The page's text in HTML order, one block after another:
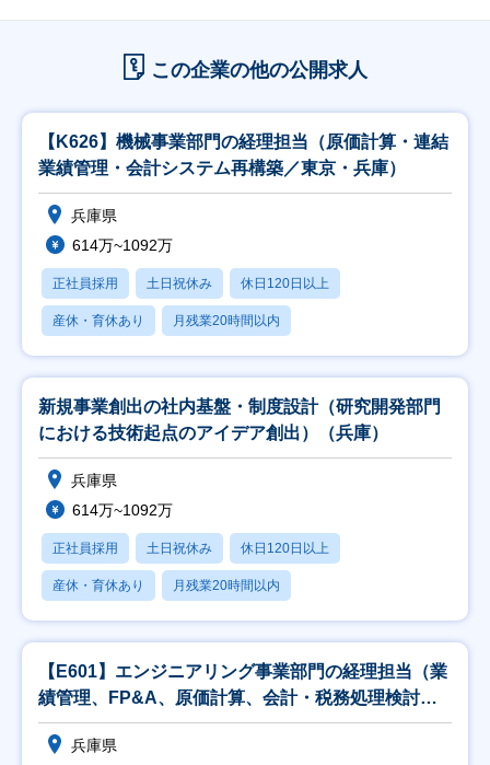
この企業の他の公開求人
【K626】機械事業部門の経理担当（原価計算・連結
業績管理・会計システム再構築／東京・兵庫）
兵庫県
614万~1092万
正社員採用 土日祝休み 休日120日以上
産休・育休あり 月残業20時間以内
新規事業創出の社内基盤・制度設計（研究開発部門
における技術起点のアイデア創出）（兵庫）
兵庫県
614万~1092万
正社員採用 土日祝休み 休日120日以上
産休・育休あり 月残業20時間以内
【E601】エンジニアリング事業部門の経理担当（業
績管理、FP&A、原価計算、会計・税務処理検討、
監
兵庫県